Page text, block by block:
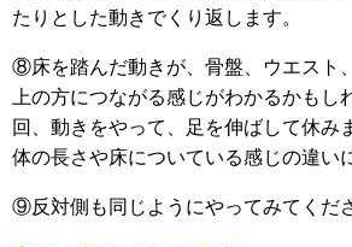
たりとした動きでくり返します。
⑧床を踏んだ動きが、骨盤、ウエスト
上の方につながる感じがわかるかもし
回、動きをやって、足を伸ばして休み
体の長さや床についている感じの違い
⑨反対側も同じようにやってみてくだ